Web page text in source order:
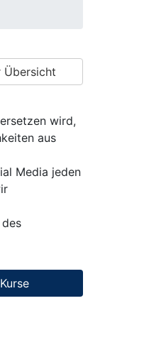
wird,
aus
Media jeden